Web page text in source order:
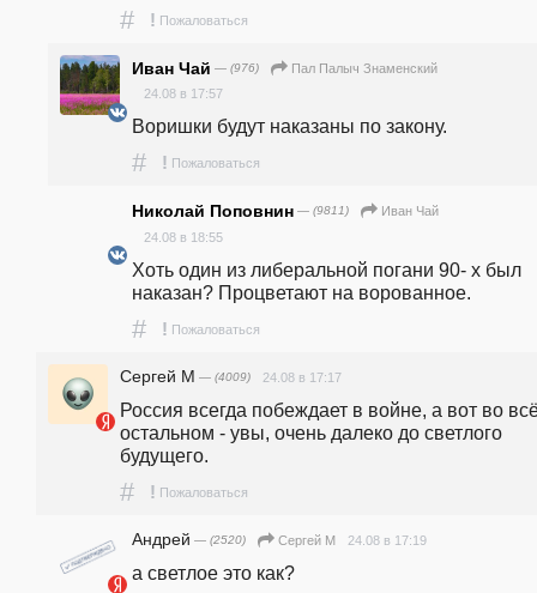
# ! Пожаловаться
Иван Чай — (976)
Пал Палыч Знаменский
24.08 в 17:57
Воришки будут наказаны по закону.
# ! Пожаловаться
Николай Поповнин — (9811)
Иван Чай
24.08 в 18:55
Хоть один из либеральной погани 90- х был
наказан? Процветают на ворованное.
# ! Пожаловаться
Сергей М — (4009) 24.08 в 17:17
Россия всегда побеждает в войне, а вот во
остальном - увы, очень далеко до светлого
будущего.
# ! Пожаловаться
Андрей — (2520) Сергей М 24.08 в 17:19
а светлое это как?